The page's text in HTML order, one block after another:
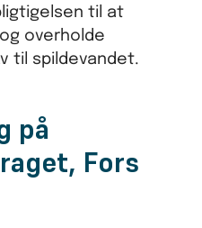
til at
overholde
til spildevandet.
på
Fors